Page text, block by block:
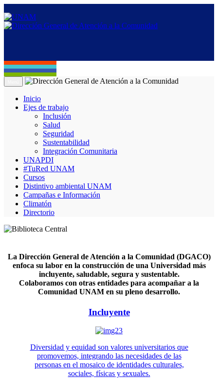
Inicio
Ejes de trabajo
Inclusión
Salud
Seguridad
Sustentabilidad
Integración Comunitaria
UNAPDI
#TuRed UNAM
Cursos
Distintivo ambiental UNAM
Campañas e Información
Climatón
Directorio
La Dirección General de Atención a la Comunidad (DGACO)
enfoca su labor en la construcción de una Universidad más
incluyente, saludable, segura y sustentable.
Colaboramos con otras entidades para acompañar a la
Comunidad UNAM en su pleno desarrollo.
Incluyente
Diversidad y equidad son valores universitarios que
promovemos, integrando las necesidades de las
personas en el mosaico de identidades culturales,
sociales, físicas y sexuales.